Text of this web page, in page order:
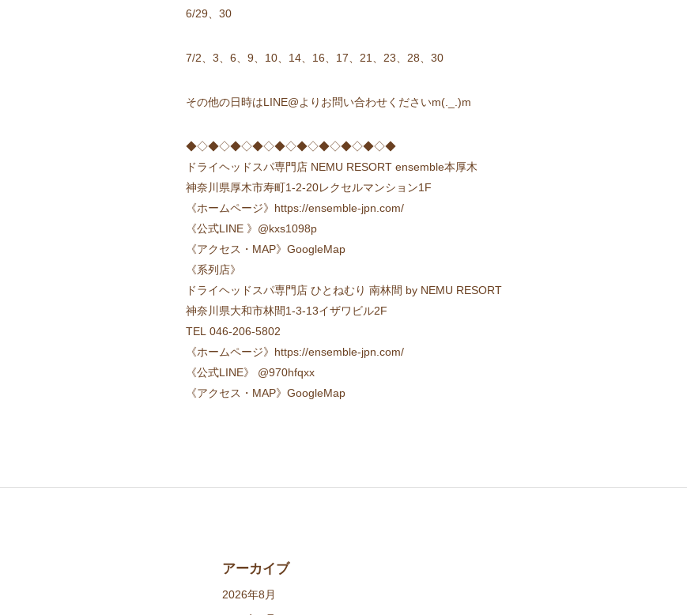
6/29、30
7/2、3、6、9、10、14、16、17、21、23、28、30
その他の日時はLINE@よりお問い合わせくださいm(._.)m
◆◇◆◇◆◇◆◇◆◇◆◇◆◇◆◇◆◇◆
ドライヘッドスパ専門店 NEMU RESORT ensemble本厚木
神奈川県厚木市寿町1-2-20レクセルマンション1F
《ホームページ》https://ensemble-jpn.com/
《公式LINE 》@kxs1098p
《アクセス・MAP》GoogleMap
《系列店》
ドライヘッドスパ専門店 ひとねむり 南林間 by NEMU RESORT
神奈川県大和市林間1-3-13イザワビル2F
TEL 046-206-5802
《ホームページ》https://ensemble-jpn.com/
《公式LINE》 @970hfqxx
《アクセス・MAP》GoogleMap
アーカイブ
2026年8月